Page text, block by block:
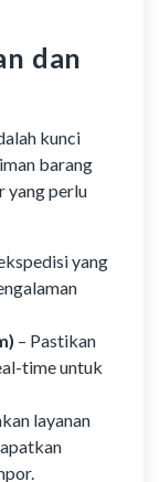
dan
kunci
barang
yang perlu
yang
– Pastikan
time untuk
layanan